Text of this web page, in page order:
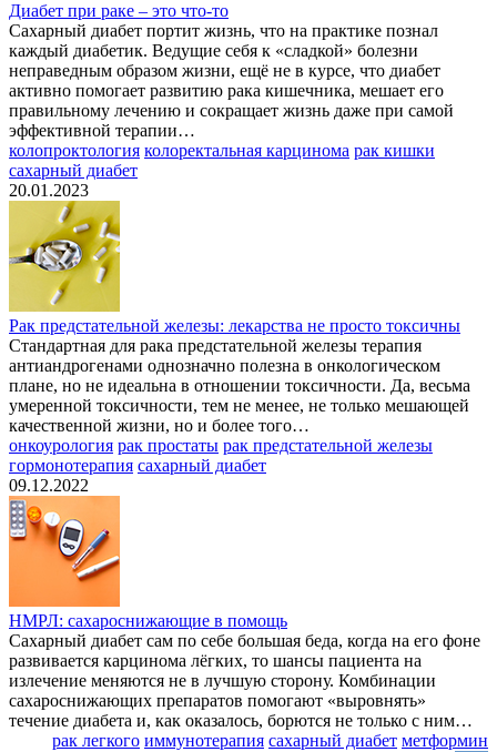
Диабет при раке – это что-то
Сахарный диабет портит жизнь, что на практике познал
каждый диабетик. Ведущие себя к «сладкой» болезни
неправедным образом жизни, ещё не в курсе, что диабет
активно помогает развитию рака кишечника, мешает его
правильному лечению и сокращает жизнь даже при самой
эффективной терапии…
колопроктология колоректальная карцинома рак кишки
сахарный диабет
20.01.2023
Рак предстательной железы: лекарства не просто токсичны
Стандартная для рака предстательной железы терапия
антиандрогенами однозначно полезна в онкологическом
плане, но не идеальна в отношении токсичности. Да, весьма
умеренной токсичности, тем не менее, не только мешающей
качественной жизни, но и более того…
онкоурология рак простаты рак предстательной железы
гормонотерапия сахарный диабет
09.12.2022
НМРЛ: сахароснижающие в помощь
Сахарный диабет сам по себе большая беда, когда на его фоне
развивается карцинома лёгких, то шансы пациента на
излечение меняются не в лучшую сторону. Комбинации
сахароснижающих препаратов помогают «выровнять»
течение диабета и, как оказалось, борются не только с ним…
рак легкого иммунотерапия сахарный диабет метформин